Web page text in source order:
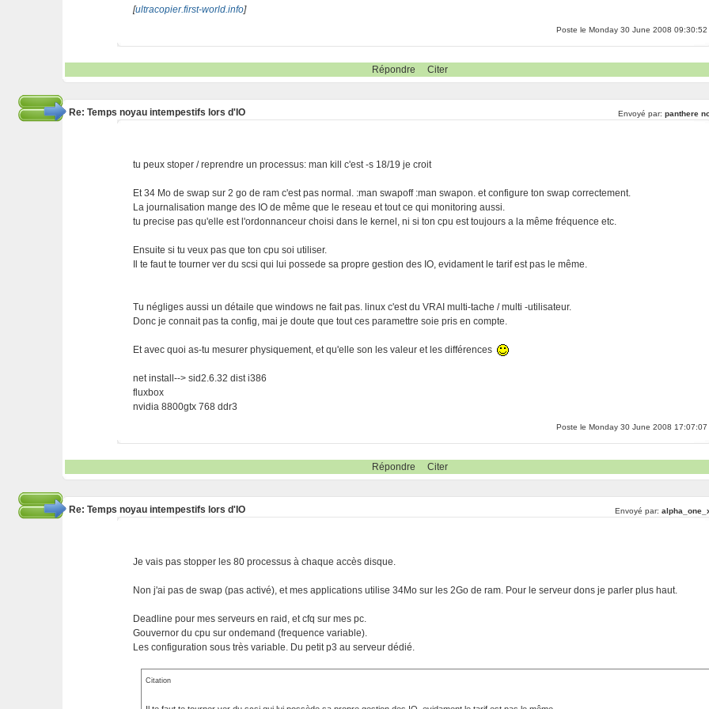
[ultracopier.first-world.info]
Poste le Monday 30 June 2008 09:30:52
Répondre Citer
Re: Temps noyau intempestifs lors d'IO Envoyé par: panthere
tu peux stoper / reprendre un processus: man kill c'est -s 18/19 je croit
Et 34 Mo de swap sur 2 go de ram c'est pas normal. :man swapoff :man swapon. et configure ton swap correctement.
La journalisation mange des IO de même que le reseau et tout ce qui monitoring aussi.
tu precise pas qu'elle est l'ordonnanceur choisi dans le kernel, ni si ton cpu est toujours a la même fréquence etc.
Ensuite si tu veux pas que ton cpu soi utiliser.
Il te faut te tourner ver du scsi qui lui possede sa propre gestion des IO, evidament le tarif est pas le même.
Tu négliges aussi un détaile que windows ne fait pas. linux c'est du VRAI multi-tache / multi -utilisateur.
Donc je connait pas ta config, mai je doute que tout ces paramettre soie pris en compte.
Et avec quoi as-tu mesurer physiquement, et qu'elle son les valeur et les différences
net install--> sid2.6.32 dist i386
fluxbox
nvidia 8800gtx 768 ddr3
Poste le Monday 30 June 2008 17:07:07
Répondre Citer
Re: Temps noyau intempestifs lors d'IO Envoyé par:
Je vais pas stopper les 80 processus à chaque accès disque.
Non j'ai pas de swap (pas activé), et mes applications utilise 34Mo sur les 2Go de ram. Pour le serveur dons je parler plus haut.
Deadline pour mes serveurs en raid, et cfq sur mes pc.
Gouvernor du cpu sur ondemand (frequence variable).
Les configuration sous très variable. Du petit p3 au serveur dédié.
Citation